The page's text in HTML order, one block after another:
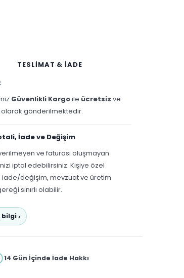
TESLİMAT & İADE
Güvenlikli Kargoile ücretsiz ve
olarak gönderilmektedir.
İade ve Değişim
ve faturası oluşmayan
iptal edebilirsiniz. Kişiye özel
iade/değişim, mevzuat ve üretim
sınırlı olabilir.
›
14 Gün İçinde İade Hakkı